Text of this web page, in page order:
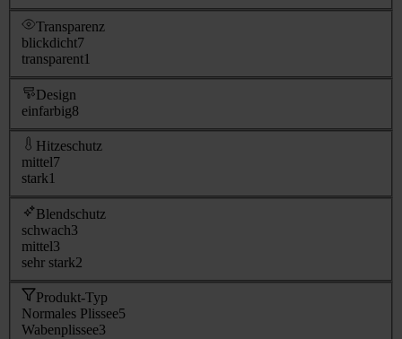
Transparenz
blickdicht7
transparent1
Design
einfarbig8
Hitzeschutz
mittel7
stark1
Blendschutz
schwach3
mittel3
sehr stark2
Produkt-Typ
Normales Plissee5
Wabenplissee3